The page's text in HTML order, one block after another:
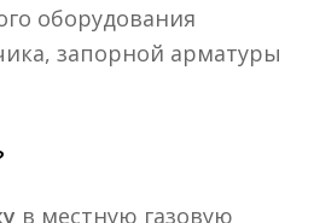
оборудования
запорной арматуры
в местную газовую